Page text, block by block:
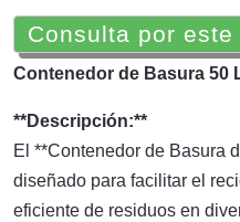
Consulta por este
Contenedor de Basura 50
**Descripción:**
El **Contenedor de Basura
diseñado para facilitar el
eficiente de residuos en